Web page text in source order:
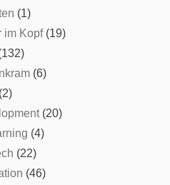
(1)
im Kopf(19)
(6)
(2)
(20)
(4)
(22)
(46)